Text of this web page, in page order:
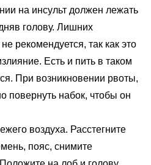
на инсульт должен лежать
голову. Лишних
рекомендуется, так как это
Есть и пить в таком
При возникновении рвоты,
повернуть набок, чтобы он
воздуха. Расстегните
пояс, снимите